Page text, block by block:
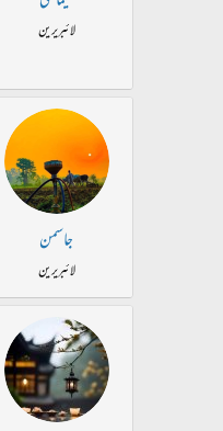
لائبریرین
جاسمن
لائبریرین